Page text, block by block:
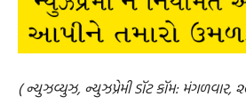
( ન્યુઝવ્યુઝ, ન્યુઝપ્રેમી ડૉટ કૉમ: મંગળવાર,